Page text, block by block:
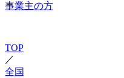
事業主の方
TOP
／
全国